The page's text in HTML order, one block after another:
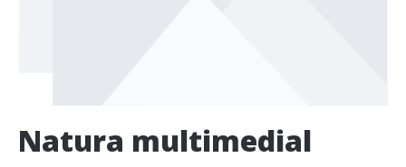
Natura multimedial